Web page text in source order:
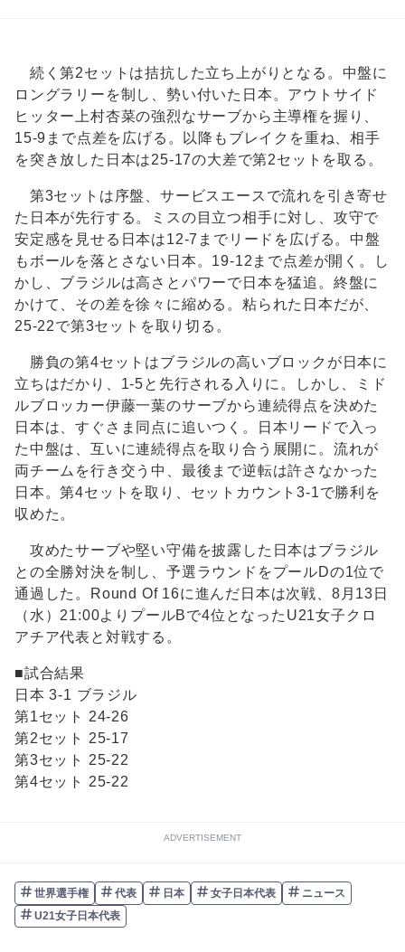
続く第2セットは拮抗した立ち上がりとなる。中盤に
ロングラリーを制し、勢い付いた日本。アウトサイド
ヒッター上村杏菜の強烈なサーブから主導権を握り、
15-9まで点差を広げる。以降もブレイクを重ね、相手
を突き放した日本は25-17の大差で第2セットを取る。
第3セットは序盤、サービスエースで流れを引き寄せ
た日本が先行する。ミスの目立つ相手に対し、攻守で
安定感を見せる日本は12-7までリードを広げる。中盤
もボールを落とさない日本。19-12まで点差が開く。し
かし、ブラジルは高さとパワーで日本を猛追。終盤に
かけて、その差を徐々に縮める。粘られた日本だが、
25-22で第3セットを取り切る。
勝負の第4セットはブラジルの高いブロックが日本に
立ちはだかり、1-5と先行される入りに。しかし、ミド
ルブロッカー伊藤一葉のサーブから連続得点を決めた
日本は、すぐさま同点に追いつく。日本リードで入っ
た中盤は、互いに連続得点を取り合う展開に。流れが
両チームを行き交う中、最後まで逆転は許さなかった
日本。第4セットを取り、セットカウント3-1で勝利を
収めた。
攻めたサーブや堅い守備を披露した日本はブラジル
との全勝対決を制し、予選ラウンドをプールDの1位で
通過した。Round Of 16に進んだ日本は次戦、8月13日
（水）21:00よりプールBで4位となったU21女子クロ
アチア代表と対戦する。
■試合結果
日本 3-1 ブラジル
第1セット 24-26
第2セット 25-17
第3セット 25-22
第4セット 25-22
ADVERTISEMENT
世界選手権 代表 日本 女子日本代表
ニュース
U21女子日本代表